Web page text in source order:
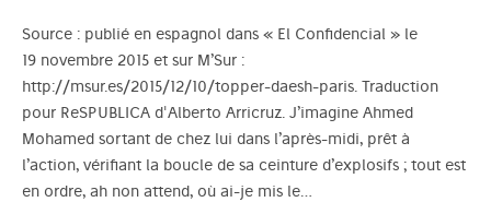
Source : publié en espagnol dans « El Confidencial » le
19 novembre 2015 et sur M’Sur :
http://msur.es/2015/12/10/topper-daesh-paris. Traduction
pour ReSPUBLICA d'Alberto Arricruz. J’imagine Ahmed
Mohamed sortant de chez lui dans l’après-midi, prêt à
l’action, vérifiant la boucle de sa ceinture d’explosifs ; tout est
en ordre, ah non attend, où ai-je mis le…